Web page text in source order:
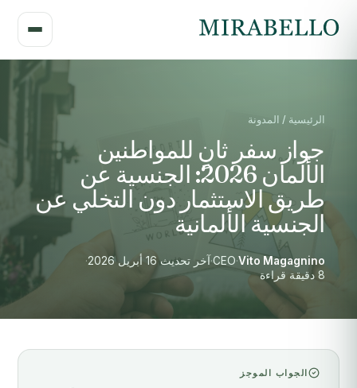
الرئيسية / المدونة
جواز سفر ثانٍ للمواطنين
الألمان 2026: الجنسية عن
طريق الاستثمار دون التخلي عن
الجنسية الألمانية
Vito Magagnino
·
CEO
·آخر تحديث 16 أبريل 2026
·
8 دقيقة قراءة
الجواب الموجز